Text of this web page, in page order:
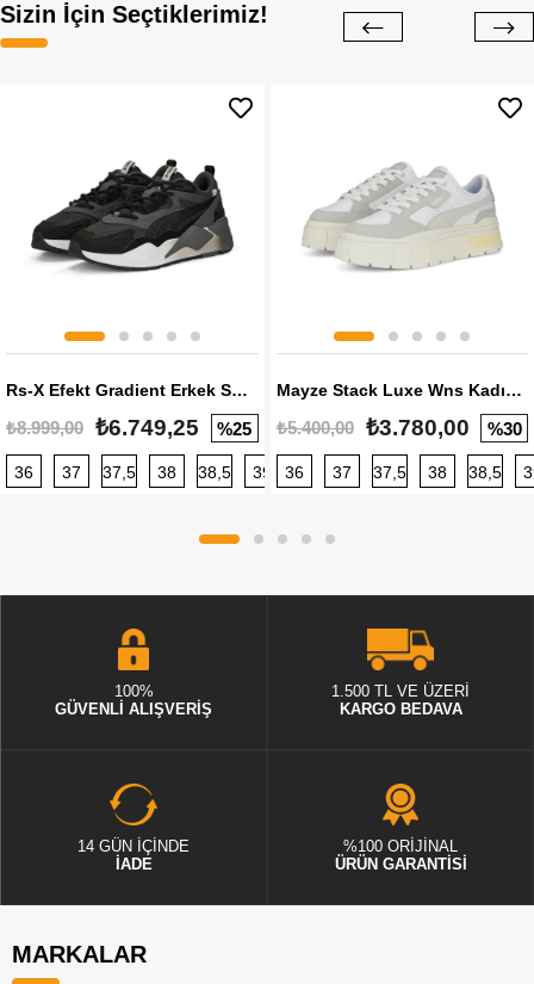
Sizin İçin Seçtiklerimiz!
Rs-X Efekt Gradient Erkek Sneaker
₺8.999,00 ₺6.749,25 %25
36 37 37,5 38 38,5 39 40 40,5 41 42 42,5
Mayze Stack Luxe Wns Kadın Sneaker
₺5.400,00 ₺3.780,00 %30
36 37 37,5 38 38,5
100%
GÜVENLİ ALIŞVERİŞ
1.500 TL VE ÜZERİ
KARGO BEDAVA
14 GÜN İÇİNDE
İADE
%100 ORİJİNAL
ÜRÜN GARANTİSİ
MARKALAR